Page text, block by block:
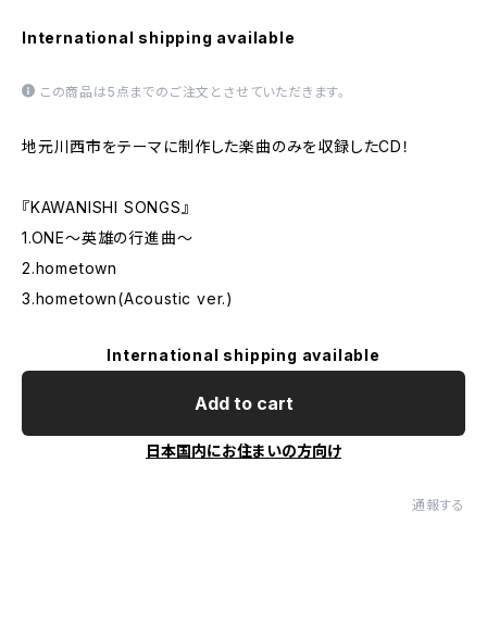
International shipping available
この商品は5点までのご注文とさせていただきます。
地元川西市をテーマに制作した楽曲のみを収録したCD！
『KAWANISHI SONGS』
1.ONE〜英雄の行進曲〜
2.hometown
3.hometown(Acoustic ver.)
International shipping available
Add to cart
日本国内にお住まいの方向け
通報する